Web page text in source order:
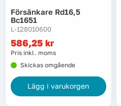
Tryckluft
Trädgård & utemiljö
Tvätt
Verktyg
Försänkare Rd16,5
Bc1651
L-128010600
586,25 kr
Pris inkl. moms
Skickas omgående
Lägg i varukorgen